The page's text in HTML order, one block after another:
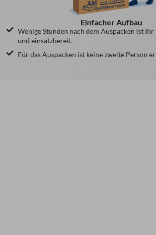
Einfacher Aufbau
Wenige Stunden nach dem Auspacken ist
und einsatzbereit.
Für das Auspacken ist keine zweite Person